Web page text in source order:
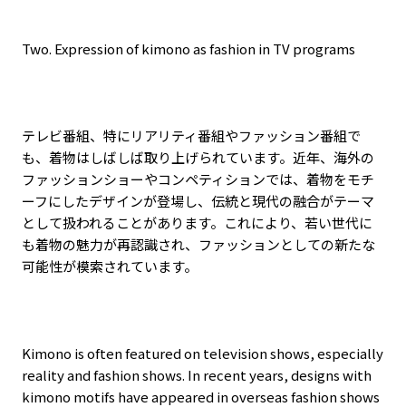
Two. Expression of kimono as fashion in TV programs
テレビ番組、特にリアリティ番組やファッション番組で
も、着物はしばしば取り上げられています。近年、海外の
ファッションショーやコンペティションでは、着物をモチ
ーフにしたデザインが登場し、伝統と現代の融合がテーマ
として扱われることがあります。これにより、若い世代に
も着物の魅力が再認識され、ファッションとしての新たな
可能性が模索されています。
Kimono is often featured on television shows, especially
reality and fashion shows. In recent years, designs with
kimono motifs have appeared in overseas fashion shows